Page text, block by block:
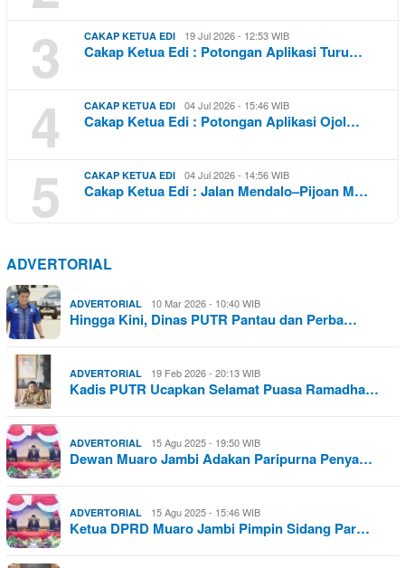
3 CAKAP KETUA EDI 19 Jul 2026 - 12:53 WIB
Cakap Ketua Edi : Potongan Aplikasi Turu…
4 CAKAP KETUA EDI 04 Jul 2026 - 15:46 WIB
Cakap Ketua Edi : Potongan Aplikasi Ojol…
5 CAKAP KETUA EDI 04 Jul 2026 - 14:56 WIB
Cakap Ketua Edi : Jalan Mendalo–Pijoan M…
ADVERTORIAL
ADVERTORIAL 10 Mar 2026 - 10:40 WIB
Hingga Kini, Dinas PUTR Pantau dan Perba…
ADVERTORIAL 19 Feb 2026 - 20:13 WIB
Kadis PUTR Ucapkan Selamat Puasa Ramadha…
ADVERTORIAL 15 Agu 2025 - 19:50 WIB
Dewan Muaro Jambi Adakan Paripurna Penya…
ADVERTORIAL 15 Agu 2025 - 15:46 WIB
Ketua DPRD Muaro Jambi Pimpin Sidang Par…